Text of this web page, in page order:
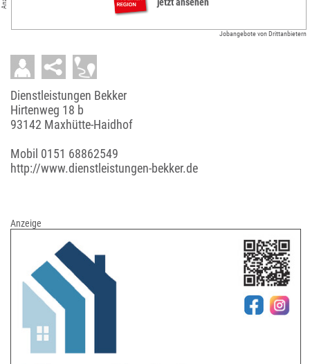
Jobangebote von Drittanbietern
Dienstleistungen Bekker
Hirtenweg 18 b
93142 Maxhütte-Haidhof
Mobil 0151 68862549
http://www.dienstleistungen-bekker.de
Anzeige